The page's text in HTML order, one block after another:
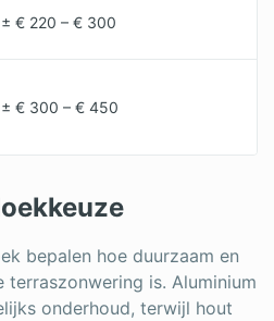
± € 220 – € 300
± € 300 – € 450
bepalen hoe duurzaam en
terraszonwering is. Aluminium
onderhoud, terwijl hout